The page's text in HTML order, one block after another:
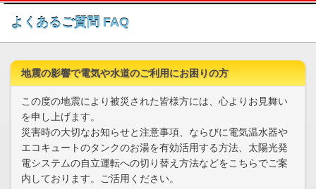
このページの本文へ
よくあるご質問 FAQ
地震の影響で電気や水道のご利用にお困りの方
この度の地震により被災された皆様方には、心よりお見舞い
を申し上げます。
災害時の大切なお知らせと注意事項、ならびに電気温水器や
エコキュートのタンクのお湯を有効活用する方法、太陽光発
電システムの自立運転への切り替え方法などをこちらでご案
内しております。ご活用ください。